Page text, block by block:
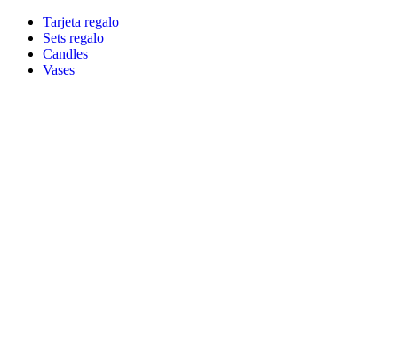
Tarjeta regalo
Sets regalo
Candles
Vases